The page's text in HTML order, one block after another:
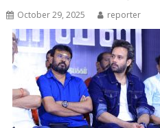
October 29, 2025 reporter